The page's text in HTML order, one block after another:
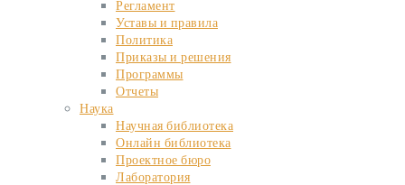
Регламент
Уставы и правила
Политика
Приказы и решения
Программы
Отчеты
Наука
Научная библиотека
Онлайн библиотека
Проектное бюро
Лаборатория